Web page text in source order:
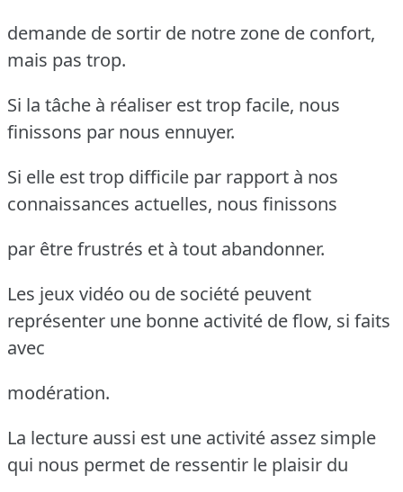
demande de sortir de notre zone de confort,
mais pas trop.
Si la tâche à réaliser est trop facile, nous
finissons par nous ennuyer.
Si elle est trop difficile par rapport à nos
connaissances actuelles, nous finissons
par être frustrés et à tout abandonner.
Les jeux vidéo ou de société peuvent
représenter une bonne activité de flow, si faits
avec
modération.
La lecture aussi est une activité assez simple
qui nous permet de ressentir le plaisir du